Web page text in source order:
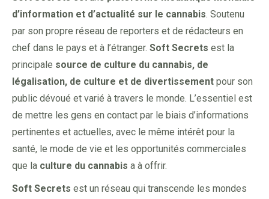
d’information et d’actualité sur le cannabis. Soutenu
par son propre réseau de reporters et de rédacteurs en
chef dans le pays et à l’étranger. Soft Secrets est la
principale source de culture du cannabis, de
légalisation, de culture et de divertissement pour son
public dévoué et varié à travers le monde. L’essentiel est
de mettre les gens en contact par le biais d’informations
pertinentes et actuelles, avec le même intérêt pour la
santé, le mode de vie et les opportunités commerciales
que la culture du cannabis a à offrir.
Soft Secrets est un réseau qui transcende les mondes